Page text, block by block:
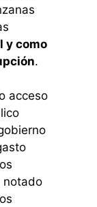
y como
.
acceso
notado